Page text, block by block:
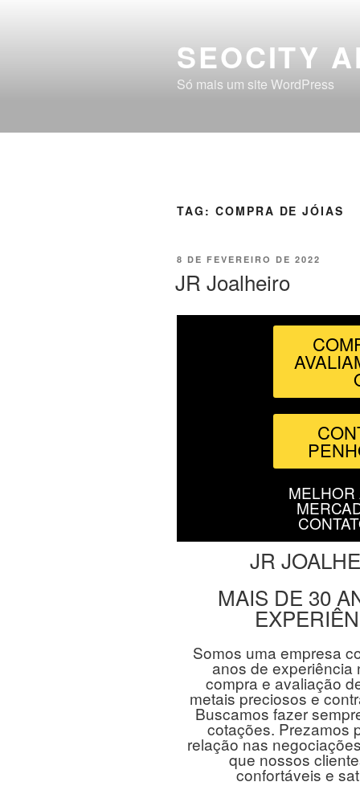
SEOCITY
Só mais um site WordPress
TAG: COMPRA DE JÓIAS
8 DE FEVEREIRO DE 2022
JR Joalheiro
MELHOR
JR
MAIS DE 30
Somos uma empresa
anos de experiência
compra e avaliação
metais preciosos e
Buscamos fazer
cotações. Prezamos
relação nas
que nossos
confortáveis e